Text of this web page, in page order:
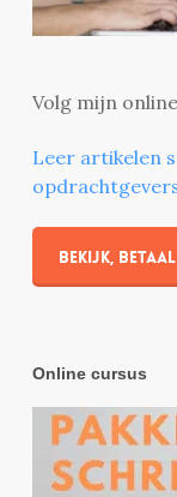
Volg mijn
Leer artikelen
Bekijk,
Online cursus